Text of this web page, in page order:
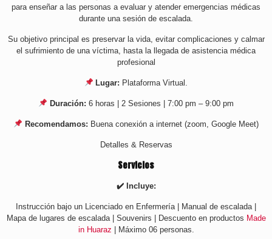
para enseñar a las personas a evaluar y atender emergencias médicas
durante una sesión de escalada.
Su objetivo principal es preservar la vida, evitar complicaciones y calmar
el sufrimiento de una víctima, hasta la llegada de asistencia médica
profesional
Lugar: Plataforma Virtual.
Duración: 6 horas | 2 Sesiones | 7:00 pm – 9:00 pm
Recomendamos: Buena conexión a internet (zoom, Google Meet)
Detalles & Reservas
Servicios
✔️ Incluye:
Instrucción bajo un Licenciado en Enfermería | Manual de escalada |
Mapa de lugares de escalada | Souvenirs | Descuento en productos Made
in Huaraz | Máximo 06 personas.